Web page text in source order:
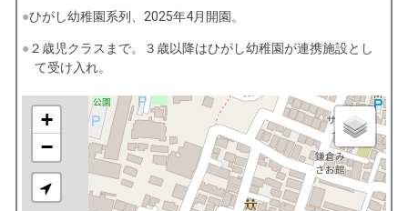
ひがし幼稚園系列、2025年4月開園。
２歳児クラスまで。３歳以降はひがし幼稚園が連携施設とし
て受け入れ。
+
−